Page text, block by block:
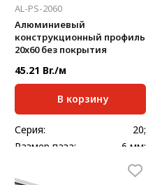
AL-PS-2060
Алюминиевый
конструкционный профиль
20x60 без покрытия
45.21 Br./м
В корзину
Серия:
20;
Размер паза:
6 мм;
мм:
20х60